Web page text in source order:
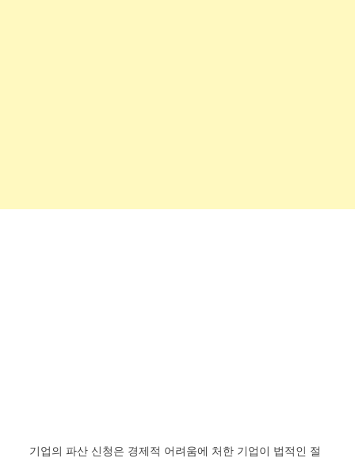
기업의 파산 신청은 경제적 어려움에 처한 기업이 법적인 절